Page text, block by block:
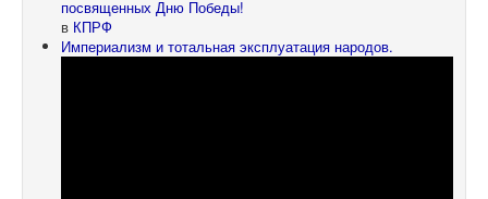
посвященных Дню Победы!
в КПРФ
Империализм и тотальная эксплуатация народов.